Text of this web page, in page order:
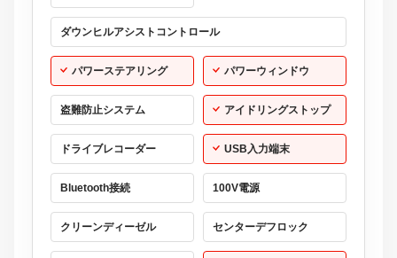
ダウンヒルアシストコントロール
パワーステアリング パワーウィンドウ
盗難防止システム アイドリングストップ
ドライブレコーダー USB入力端末
Bluetooth接続 100V電源
クリーンディーゼル センターデフロック